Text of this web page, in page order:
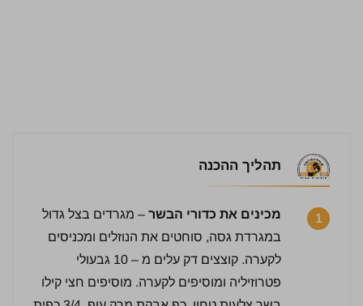
תהליך ההכנה
1 מכינים את כדורי הבשר – מגרדים בצל גדול
במגרדת גסה, סוחטים את הנוזלים ומכניסים
לקערה. קוצצים דק עלים מ – 10 גבעולי
פטרוזיליה ומוסיפים לקערה. מוסיפים חצי קילו